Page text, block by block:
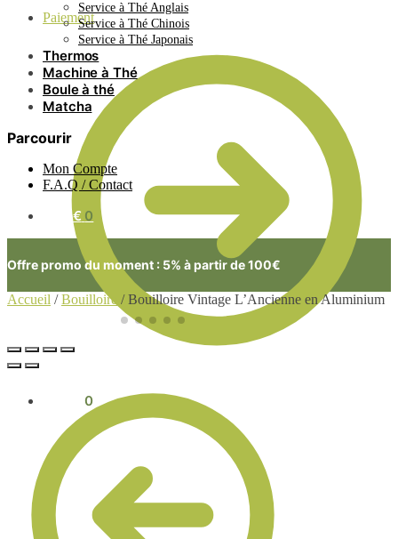
Paiement
0
Service à Thé Anglais
Service à Thé Chinois
Service à Thé Japonais
Thermos
Machine à Thé
Boule à thé
Matcha
Parcourir
Mon Compte
F.A.Q / Contact
0.00€ 0
Offre promo du moment : 5% à partir de 100€
Accueil /Bouilloire /Bouilloire Vintage L’Ancienne en Aluminium